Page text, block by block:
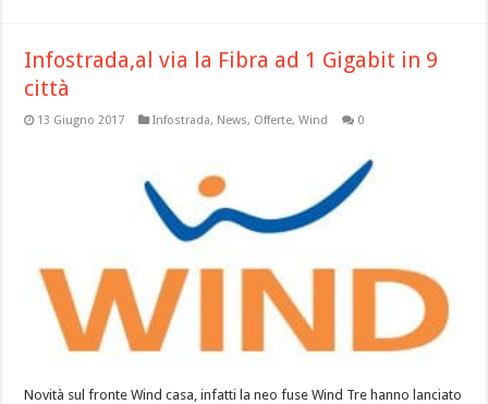
Infostrada,al via la Fibra ad 1 Gigabit in 9
città
13 Giugno 2017 Infostrada, News, Offerte,Wind 0
Novità sul fronte Wind casa, infatti la neo fuse Wind Tre hanno lanciato